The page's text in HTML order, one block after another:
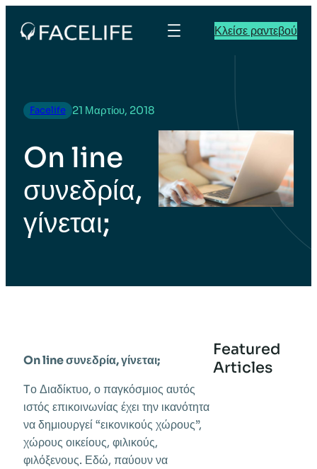
Κλείσε ραντεβού
Facelife 21 Μαρτίου, 2018
On line
συνεδρία,
γίνεται;
On line συνεδρία, γίνεται;
Tο Διαδίκτυο, ο παγκόσμιος αυτός
ιστός επικοινωνίας έχει την ικανότητα
να δημιουργεί “εικονικούς χώρους”,
χώρους οικείους, φιλικούς,
φιλόξενους. Εδώ, παύουν να
Featured
Articles